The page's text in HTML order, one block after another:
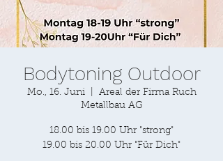
Bodytoning Outdoor
Mo., 16. Juni
  |
Areal der Firma Ruch
Metallbau AG
18.00 bis 19.00 Uhr "strong"
19.00 bis 20.00 Uhr "Für Dich"